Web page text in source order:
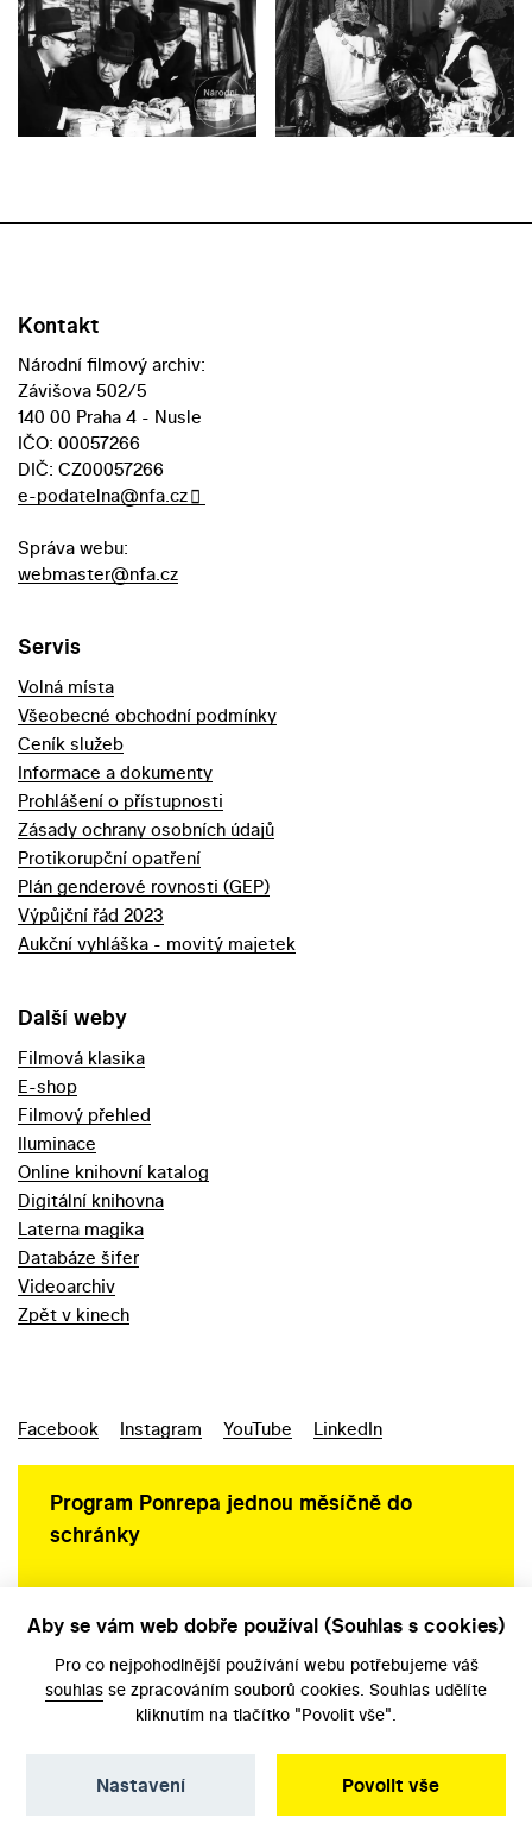
Kontakt
Národní filmový archiv:
Závišova 502/5
140 00 Praha 4 - Nusle
IČO: 00057266
DIČ: CZ00057266
e-podatelna@nfa.cz
Správa webu:
webmaster@nfa.cz
Servis
Volná místa
Všeobecné obchodní podmínky
Ceník služeb
Informace a dokumenty
Prohlášení o přístupnosti
Zásady ochrany osobních údajů
Protikorupční opatření
Plán genderové rovnosti (GEP)
Výpůjční řád 2023
Aukční vyhláška - movitý majetek
Další weby
Filmová klasika
E-shop
Filmový přehled
Iluminace
Online knihovní katalog
Digitální knihovna
Laterna magika
Databáze šifer
Videoarchiv
Zpět v kinech
Facebook Instagram YouTube LinkedIn
Program Ponrepa jednou měsíčně do
schránky
Aby se vám web dobře používal (Souhlas s cookies)
Pro co nejpohodlnější používání webu potřebujeme váš
souhlas se zpracováním souborů cookies. Souhlas udělíte
kliknutím na tlačítko "Povolit vše".
Povolit vše
Nastavení